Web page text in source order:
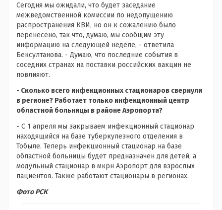
Сегодня мы ожидали, что будет заседание
межведомственной комиссии по недопущению
распространения КВИ, но он к сожалению было
перенесено, так что, думаю, мы сообщим эту
информацию на следующей неделе, - ответила
Бексултанова. - Думаю, что последние события в
соседних странах на поставки российских вакцин не
повлияют.
- Сколько всего инфекционных стационаров свернули
в регионе? Работает только инфекционный центр
областной больницы в районе Аэропорта?
- С 1 апреля мы закрываем инфекционный стационар
находящийся на базе туберкулезного отделения в
Тобыле. Теперь инфекционный стационар на базе
областной больницы будет предназначен для детей, а
модульный стационар в мкрн Аэропорт для взрослых
пациентов. Также работают стационары в регионах.
Фото РСК